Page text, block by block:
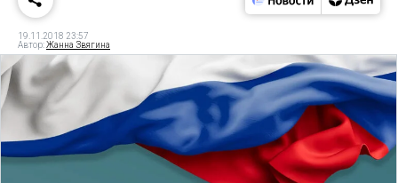
19.11.2018 23:57
Автор:Жанна Звягина